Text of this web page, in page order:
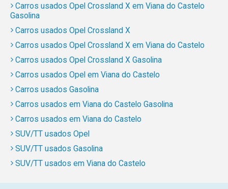
Carros usados Opel Crossland X em Viana do Castelo
Gasolina
Carros usados Opel Crossland X
Carros usados Opel Crossland X em Viana do Castelo
Carros usados Opel Crossland X Gasolina
Carros usados Opel em Viana do Castelo
Carros usados Gasolina
Carros usados em Viana do Castelo Gasolina
Carros usados em Viana do Castelo
SUV/TT usados Opel
SUV/TT usados Gasolina
SUV/TT usados em Viana do Castelo